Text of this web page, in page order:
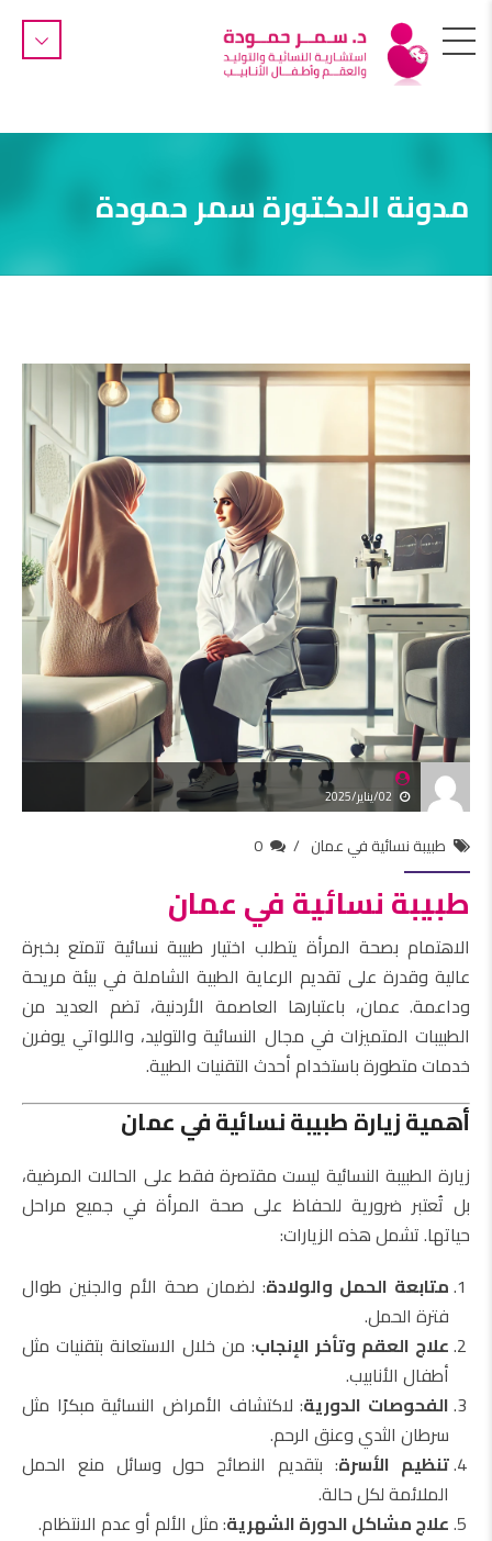
مدونة الدكتورة سمر حمودة
02/يناير/2025
طبيبة نسائية في عمان 0
طبيبة نسائية في عمان
الاهتمام بصحة المرأة يتطلب اختيار طبيبة نسائية تتمتع بخبرة
عالية وقدرة على تقديم الرعاية الطبية الشاملة في بيئة مريحة
وداعمة. عمان، باعتبارها العاصمة الأردنية، تضم العديد من
الطبيبات المتميزات في مجال النسائية والتوليد، واللواتي يوفرن
خدمات متطورة باستخدام أحدث التقنيات الطبية.
أهمية زيارة طبيبة نسائية في عمان
زيارة الطبيبة النسائية ليست مقتصرة فقط على الحالات المرضية،
بل تُعتبر ضرورية للحفاظ على صحة المرأة في جميع مراحل
حياتها. تشمل هذه الزيارات:
متابعة الحمل والولادة: لضمان صحة الأم والجنين طوال
فترة الحمل.
علاج العقم وتأخر الإنجاب: من خلال الاستعانة بتقنيات مثل
أطفال الأنابيب.
الفحوصات الدورية: لاكتشاف الأمراض النسائية مبكرًا مثل
سرطان الثدي وعنق الرحم.
تنظيم الأسرة: بتقديم النصائح حول وسائل منع الحمل
الملائمة لكل حالة.
علاج مشاكل الدورة الشهرية: مثل الألم أو عدم الانتظام.